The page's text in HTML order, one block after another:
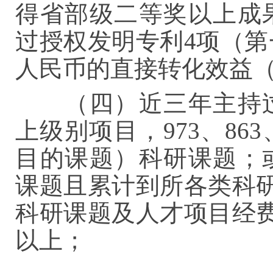
得省部级二等奖以上成
过授权发明专利4项（
人民币的直接转化效益
（四）近三年主
上级别项目，973、
目的课题）科研课题
课题且累计到所各类科
科研课题及人才项目经
以上；